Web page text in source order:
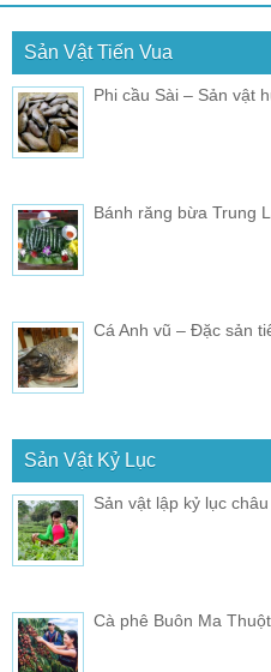
Sản Vật Tiến Vua
Phi cầu Sài – Sản vật
Bánh răng bừa Trung
Cá Anh vũ – Đặc sản
Sản Vật Kỷ Lục
Sản vật lập kỷ lục
Cà phê Buôn Ma